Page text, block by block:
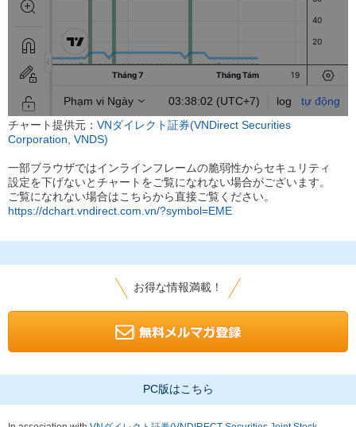
チャート提供元： VNダイレクト証券(VNDirect Securities
Corporation, VNDS)
一部ブラウザではインラインフレームの脆弱性からセキュリティ
設定を下げないとチャートをご覧になれない場合がございます。
ご覧になれない場合はこちらから直接ご覧ください。
https://dchart.vndirect.com.vn/?symbol=EME
お得な情報満載！
PC版はこちら